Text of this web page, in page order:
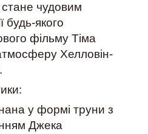
чудовим
будь-якого
фільму Тіма
Хелловін-
у формі труни з
Джека